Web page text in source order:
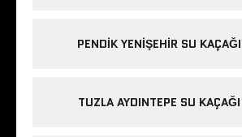
PENDIK YENIŞEHIR SU
TUZLA AYDINTEPE SU